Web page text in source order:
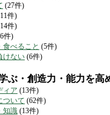
(27件)
件)
件)
件)
食べること (5件)
けない (6件)
ぶ・創造力・能力を高
ィア (13件)
ついて (62件)
知識 (13件)